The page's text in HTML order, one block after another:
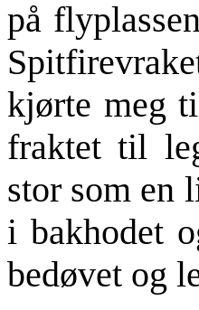
på
kjørte meg
fraktet til
stor som en
i bakhodet
bedøvet og